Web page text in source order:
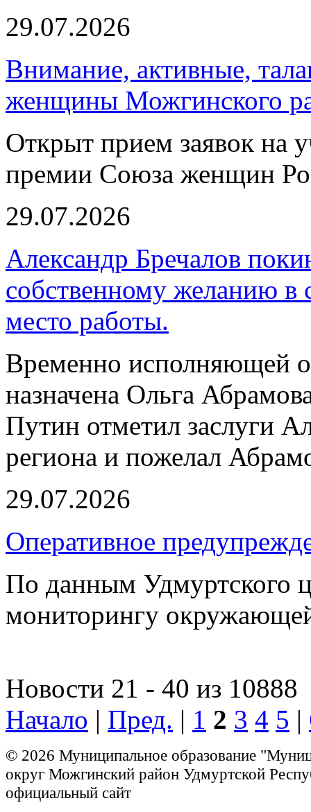
29.07.2026
Внимание, активные,
женщины Можгинского
Открыт прием заявок на
премии Союза женщин
29.07.2026
Александр Бречалов
собственному желанию в
место работы.
Временно исполняющей
назначена Ольга
Путин отметил заслуги
региона и пожелал
29.07.2026
Оперативное
По данным Удмуртского
мониторингу
Новости 21 - 40 из 10888
Начало | Пред. | 1 2 3 4 5 |
© 2026 Муниципальное образование
округ Можгинский район Удмуртской
официальный сайт